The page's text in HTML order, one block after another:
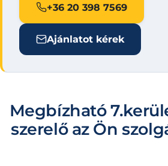
+36 20 398 7569
Ajánlatot kérek
Megbízható
szerelő az Ön